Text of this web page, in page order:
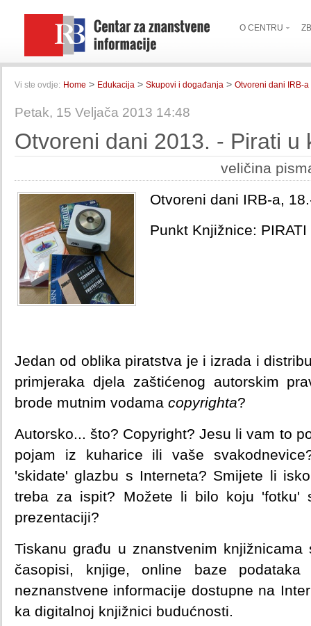
O CENTRU
Vi ste ovdje: Home > Edukacija > Skupovi i događanja > Otvoreni dani IRB-a
Petak, 15 Veljača 2013 14:48
Otvoreni dani 2013. - Pirati u
veličina
Otvoreni dani IRB-a,
Punkt Knjižnice:
Jedan od oblika piratstva je i izrada i
primjeraka djela zaštićenog autorskim
brode mutnim vodama copyrighta?
Autorsko... što? Copyright? Jesu li vam to
pojam iz kuharice ili vaše
'skidate' glazbu s Interneta? Smijete li
treba za ispit? Možete li bilo koju 'fotku'
prezentaciji?
Tiskanu građu u znanstvenim
časopisi, knjige, online baze
neznanstvene informacije dostupne na
ka digitalnoj knjižnici budućnosti.